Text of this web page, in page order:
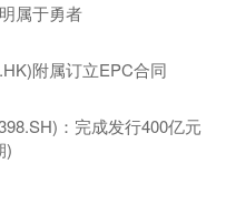
属于勇者
附属订立EPC合同
：完成发行400亿元
)